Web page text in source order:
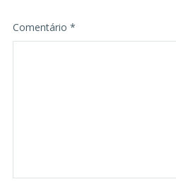
Comentário *